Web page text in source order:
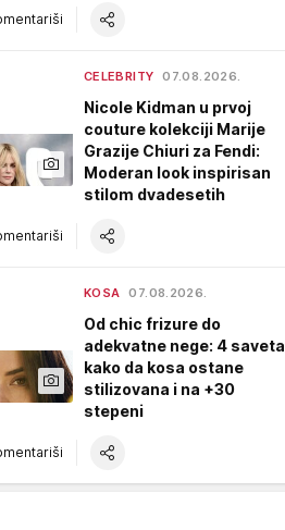
CELEBRITY 07.08.2026.
Nicole Kidman u prvoj
couture kolekciji Marije
Grazije Chiuri za Fendi:
Moderan look inspirisan
stilom dvadesetih
KOSA 07.08.2026.
Od chic frizure do
adekvatne nege: 4 saveta
kako da kosa ostane
stilizovana i na +30
stepeni